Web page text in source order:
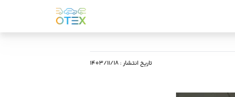
تاریخ انتشار: ۱۴۰۳/۱۱/۱۸